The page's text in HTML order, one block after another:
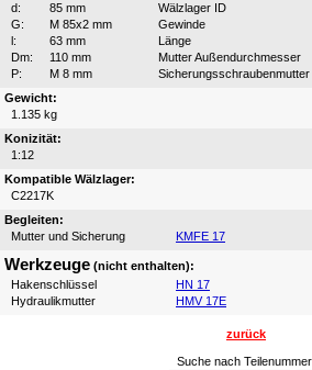
d:
85 mm
Wälzlager ID
G:
M 85x2 mm
Gewinde
l:
63 mm
Länge
Dm:
110 mm
Mutter Außendurchmesser
P:
M 8 mm
Sicherungsschraubenmutter
Gewicht:
1.135 kg
Konizität:
1:12
Kompatible Wälzlager:
C2217K
Begleiten:
Mutter und Sicherung
KMFE 17
Werkzeuge (nicht enthalten):
Hakenschlüssel
HN 17
Hydraulikmutter
HMV 17E
zurück
Suche nach